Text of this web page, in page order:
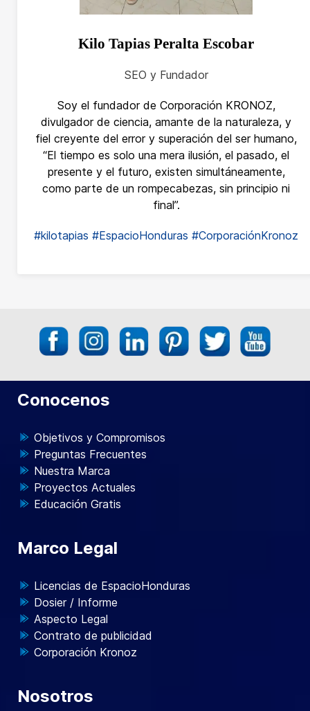
Kilo Tapias Peralta Escobar
SEO y Fundador
Soy el fundador de Corporación KRONOZ,
divulgador de ciencia, amante de la naturaleza, y
fiel creyente del error y superación del ser humano,
“El tiempo es solo una mera ilusión, el pasado, el
presente y el futuro, existen simultáneamente,
como parte de un rompecabezas, sin principio ni
final”.
#kilotapias #EspacioHonduras #CorporaciónKronoz
Conocenos
Objetivos y Compromisos
Preguntas Frecuentes
Nuestra Marca
Proyectos Actuales
Educación Gratis
Marco Legal
Licencias de EspacioHonduras
Dosier / Informe
Aspecto Legal
Contrato de publicidad
Corporación Kronoz
Nosotros